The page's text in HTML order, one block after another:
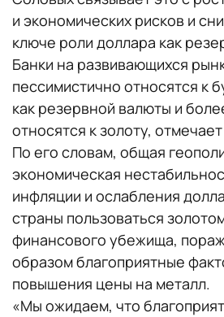
и экономических рисков и
ключе роли доллара как
Банки на развивающихся
пессимистично относятся к
как резервной валюты и
относятся к золоту,
По его словам, общая
экономическая
инфляции и ослабления
страны пользоваться
финансового убежища,
образом благоприятные
повышения цены на металл.
«Мы ожидаем, что